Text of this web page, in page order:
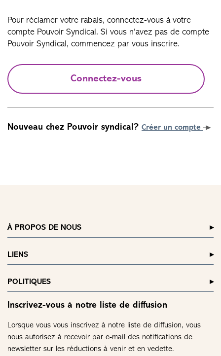
Pour réclamer votre rabais, connectez-vous à votre
compte Pouvoir Syndical. Si vous n'avez pas de compte
Pouvoir Syndical, commencez par vous inscrire.
Connectez-vous
Nouveau chez Pouvoir syndical? Créer un compte
À PROPOS DE NOUS
LIENS
POLITIQUES
Inscrivez-vous à notre liste de diffusion
Lorsque vous vous inscrivez à notre liste de diffusion, vous
nous autorisez à recevoir par e-mail des notifications de
newsletter sur les réductions à venir et en vedette.